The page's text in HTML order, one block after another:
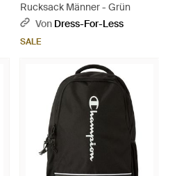
Rucksack Männer - Grün
Von Dress-For-Less
SALE